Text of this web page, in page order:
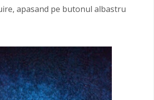
apasand pe butonul albastru